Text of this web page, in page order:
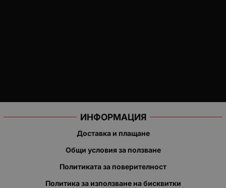
ИНФОРМАЦИЯ
Доставка и плащане
Общи условия за ползване
Политиката за поверителност
Политика за използване на бисквитки